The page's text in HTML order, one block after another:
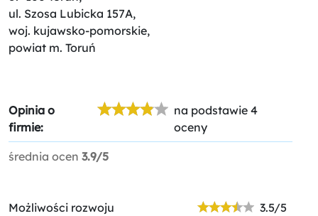
ul. Szosa Lubicka 157A,
woj. kujawsko-pomorskie,
powiat m. Toruń
Opinia o
firmie:
na podstawie 4
oceny
średnia ocen 3.9/5
Możliwości rozwoju
3.5/5